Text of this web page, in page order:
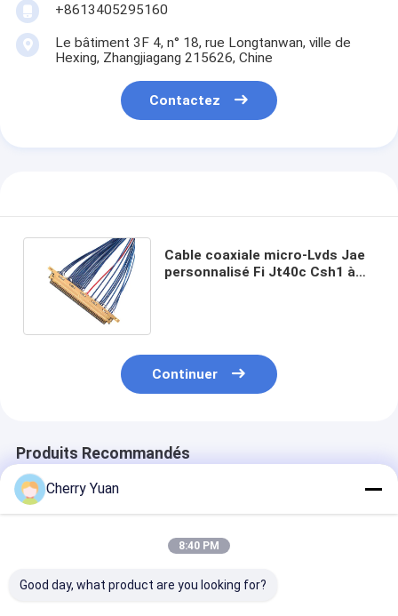
+8613405295160
Le bâtiment 3F 4, n° 18, rue Longtanwan, ville de
Hexing, Zhangjiagang 215626, Chine
Contactez
Cable coaxiale micro-Lvds Jae
personnalisé Fi Jt40c Csh1 à
Continuer
Produits Recommandés
Cherry Yuan
8:40 PM
Good day, what product are you looking for?